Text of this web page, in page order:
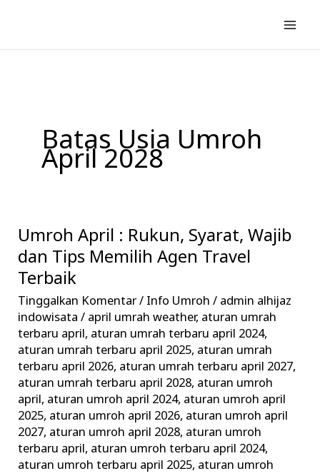
konten
Batas Usia Umroh
April 2028
Umroh April : Rukun, Syarat, Wajib
dan Tips Memilih Agen Travel
Terbaik
Tinggalkan Komentar/ Info Umroh / admin alhijaz
indowisata/ april umrah weather, aturan umrah
terbaru april, aturan umrah terbaru april 2024,
aturan umrah terbaru april 2025, aturan umrah
terbaru april 2026, aturan umrah terbaru april 2027,
aturan umrah terbaru april 2028, aturan umroh
april, aturan umroh april 2024, aturan umroh april
2025, aturan umroh april 2026, aturan umroh april
2027, aturan umroh april 2028, aturan umroh
terbaru april, aturan umroh terbaru april 2024,
aturan umroh terbaru april 2025, aturan umroh
Umroh
April
:
Rukun,
Syarat,
Wajib
dan
Tips
Memilih
Agen
Travel
Terbaik